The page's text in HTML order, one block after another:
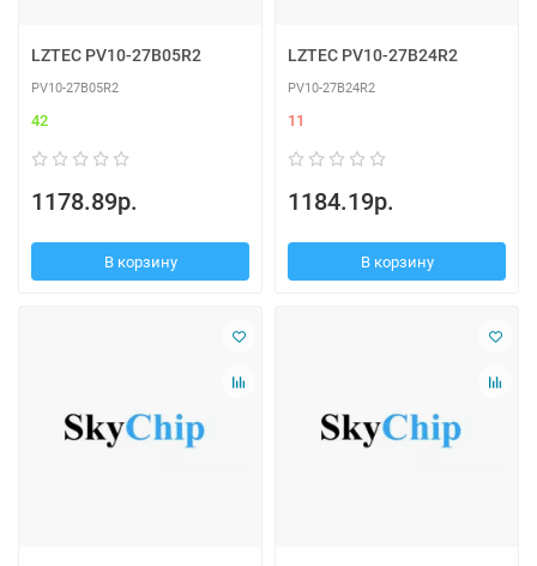
LZTEC PV10-27B05R2
PV10-27B05R2
42
1178.89р.
В корзину
LZTEC PV10-27B24R2
PV10-27B24R2
11
1184.19р.
В корзину